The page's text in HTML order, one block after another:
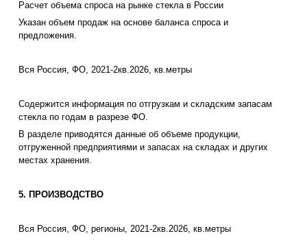
Расчет объема спроса на рынке стекла в России
Указан объем продаж на основе баланса спроса и
предложения.
Вся Россия, ФО, 2021-2кв.2026, кв.метры
Содержится информация по отгрузкам и складским запасам
стекла по годам в разрезе ФО.
В разделе приводятся данные об объеме продукции,
отгруженной предприятиями и запасах на складах и других
местах хранения.
5. ПРОИЗВОДСТВО
Вся Россия, ФО, регионы, 2021-2кв.2026, кв.метры